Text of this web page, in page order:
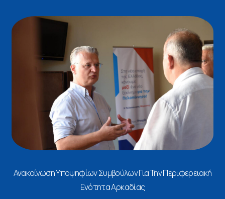
Ανακοίνωση Υποψηφίων Συμβούλων Για Την Περιφερειακή
Ενότητα Αρκαδίας